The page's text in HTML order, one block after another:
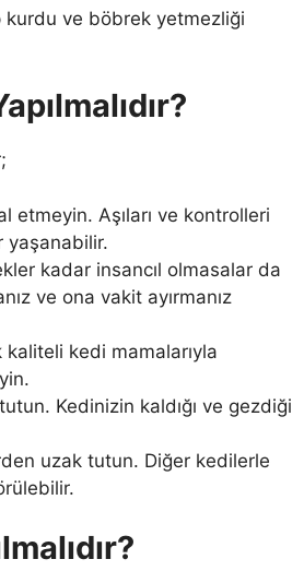
kurdu ve böbrek yetmezliği
etmeyin. Aşıları ve kontrolleri
yaşanabilir.
kadar insancıl olmasalar da
ve ona vakit ayırmanız
kedi mamalarıyla
Kedinizin kaldığı ve gezdiği
uzak tutun. Diğer kedilerle